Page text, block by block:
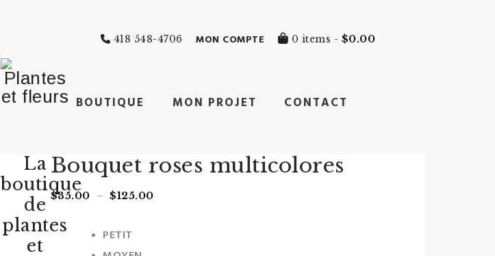
418 548-4706 MON COMPTE 0 items - $0.00
La
boutique
de
plantes
et
BOUTIQUE MON PROJET CONTACT
Bouquet roses multicolores
$35.00 – $125.00Plage
PETIT